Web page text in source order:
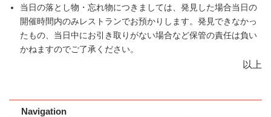
当日の落とし物・忘れ物につきましては、発見した場合当日の
開催時間内のみレストランでお預かりします。発見できなかっ
たもの、当日中にお引き取りがない場合など保管の責任は負い
かねますのでご了承ください。
以上
Navigation